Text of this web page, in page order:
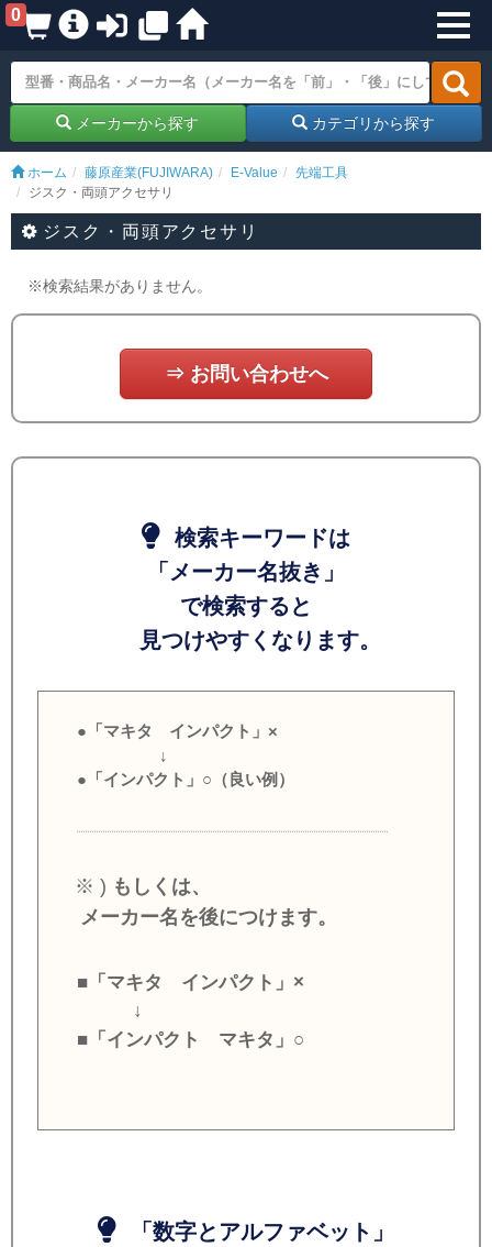
0
メーカーから探す カテゴリから探す
ホーム 藤原産業(FUJIWARA) E-Value
先端工具
ジスク・両頭アクセサリ
ジスク・両頭アクセサリ
※検索結果がありません。
⇒ お問い合わせへ
検索キーワードは
「メーカー名抜き」
で検索すると
見つけやすくなります。
●「マキタ インパクト」×
↓
●「インパクト」○（良い例）
※ ) もしくは、
メーカー名を後につけます。
■「マキタ インパクト」×
↓
■「インパクト マキタ」○
「数字とアルファベット」